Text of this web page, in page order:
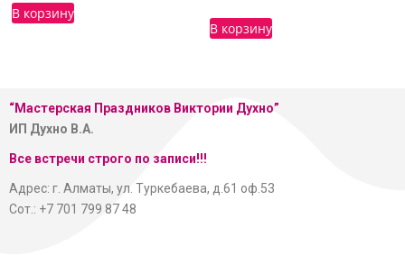
В корзину
В корзину
“Мастерская Праздников Виктории Духно”
ИП Духно В.А.
Все встречи строго по записи!!!
Адрес: г. Алматы, ул. Туркебаева, д.61 оф.53
Сот.: +7 701 799 87 48